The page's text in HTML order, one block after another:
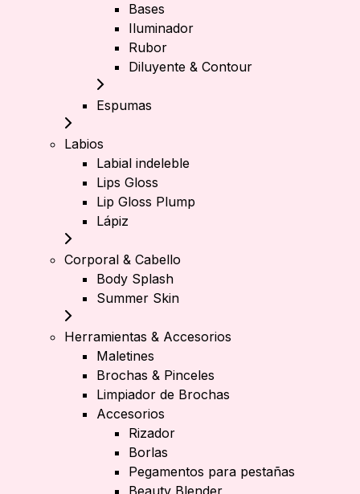
Bases
Iluminador
Rubor
Diluyente & Contour
Espumas
Labios
Labial indeleble
Lips Gloss
Lip Gloss Plump
Lápiz
Corporal & Cabello
Body Splash
Summer Skin
Herramientas & Accesorios
Maletines
Brochas & Pinceles
Limpiador de Brochas
Accesorios
Rizador
Borlas
Pegamentos para pestañas
Beauty Blender